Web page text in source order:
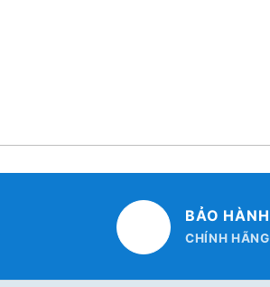
BẢO HÀNH
CHÍNH HÃNG